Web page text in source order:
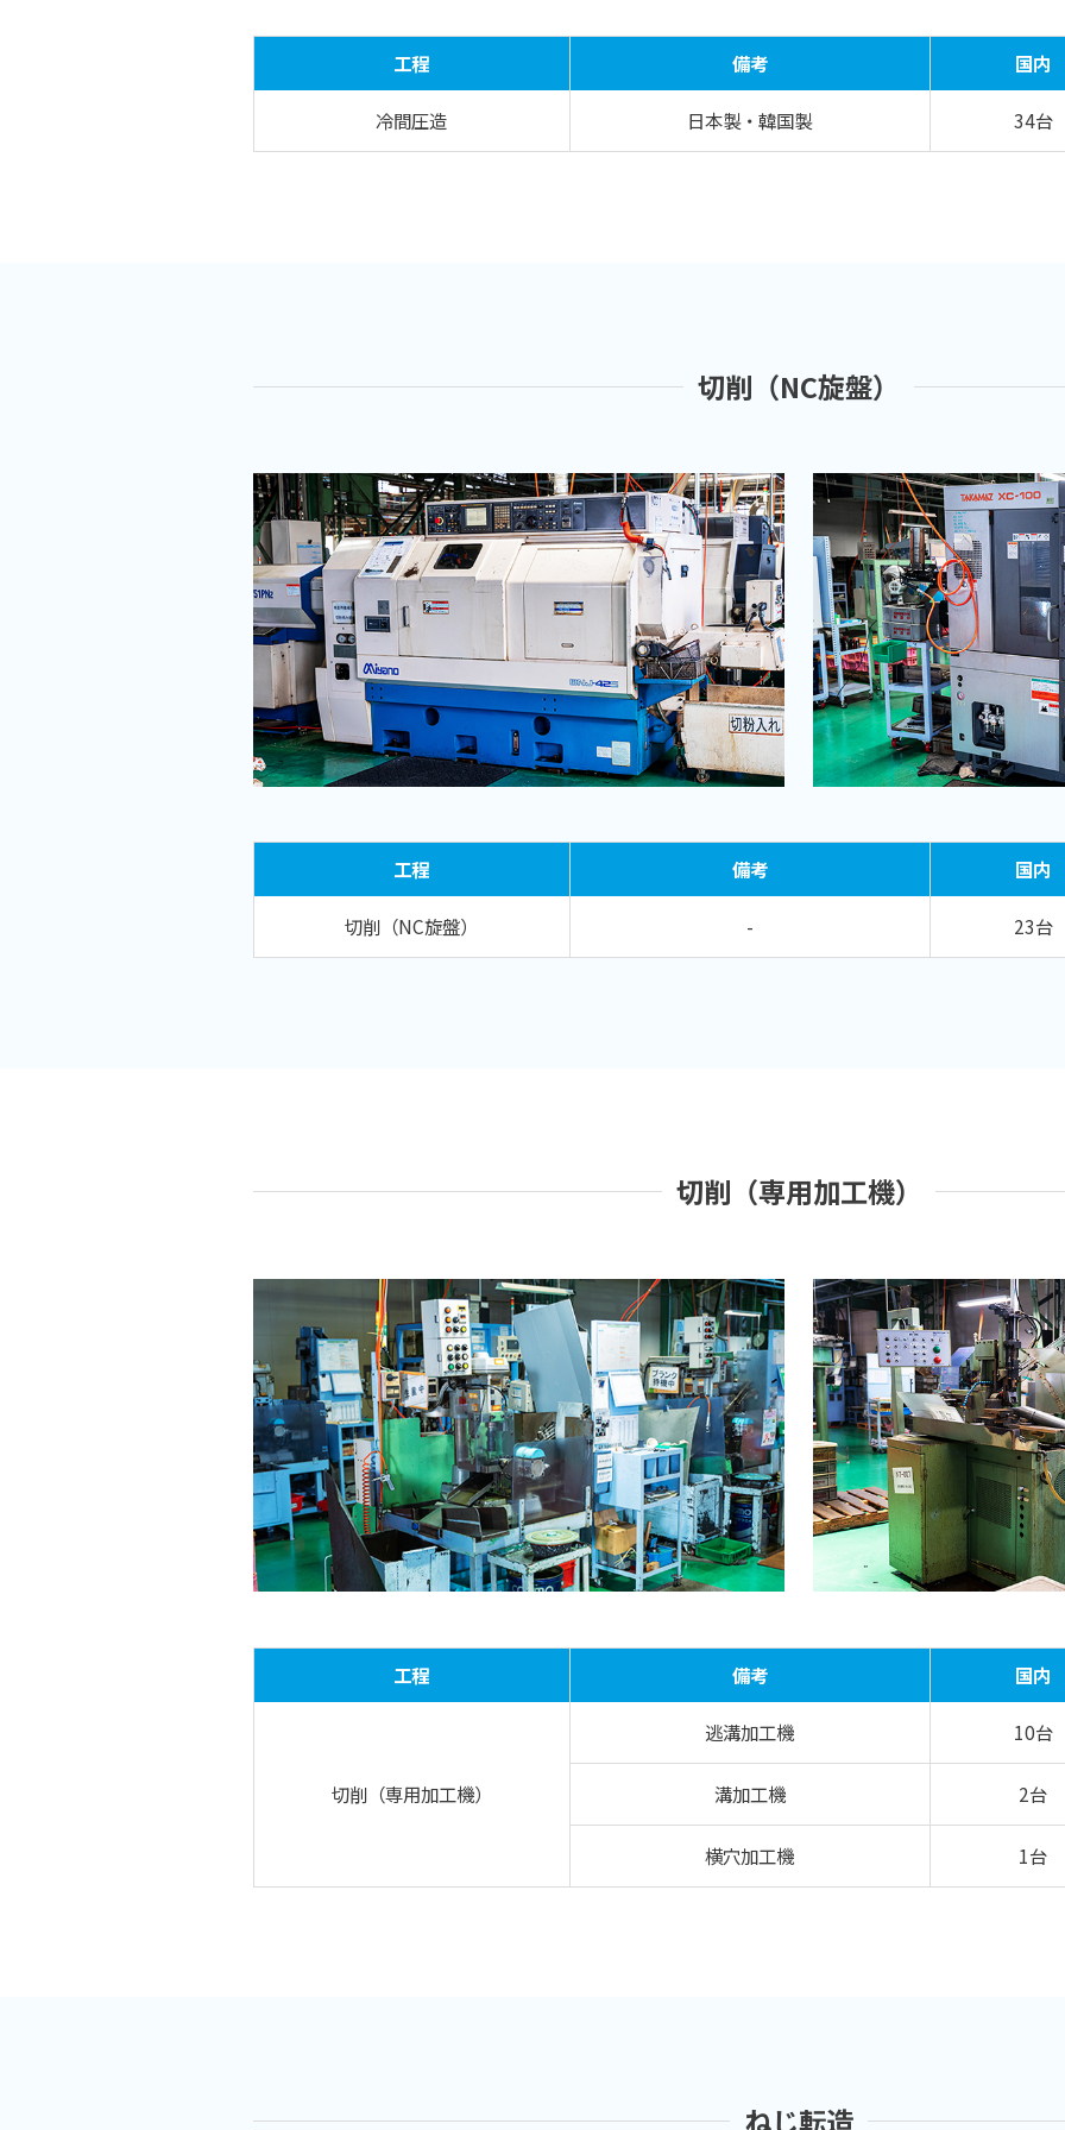
工程 備考 国内
冷間圧造 日本製・韓国製 34台
切削（NC旋盤）
工程 備考 国内
切削 （NC旋盤） - 23台
切削（専用加工機）
工程 備考 国内
切削（専用加工機）
逃溝加工機 10台
溝加工機 2台
横穴加工機 1台
ねじ転造